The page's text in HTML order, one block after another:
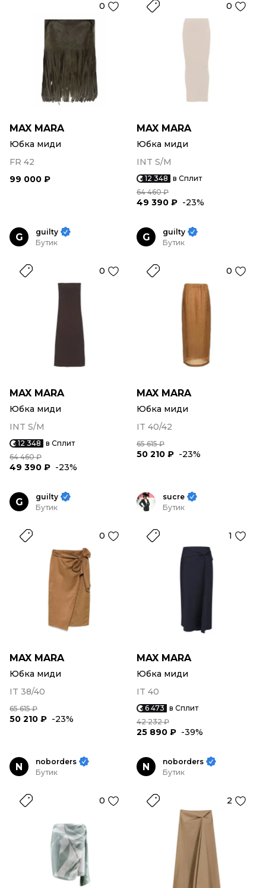
0
MAX MARA
Юбка миди
FR 42
99 000 ₽
0
MAX MARA
Юбка миди
INT S/M
12 348 в Сплит
64 460 ₽
49 390 ₽ -23%
G
guilty
Бутик
0
MAX MARA
Юбка миди
INT S/M
12 348 в Сплит
64 460 ₽
49 390 ₽ -23%
G
guilty
Бутик
0
MAX MARA
Юбка миди
IT 40/42
65 615 ₽
50 210 ₽ -23%
G
guilty
Бутик
0
MAX MARA
Юбка миди
IT 38/40
65 615 ₽
50 210 ₽ -23%
sucre
Бутик
1
MAX MARA
Юбка миди
IT 40
6 473 в Сплит
42 232 ₽
25 890 ₽ -39%
N
noborders
Бутик
0
N
noborders
Бутик
2